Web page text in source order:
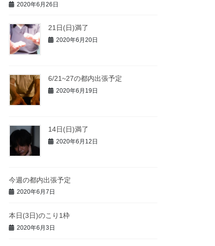
2020年6月26日
21日(日)満了
2020年6月20日
6/21~27の都内出張予定
2020年6月19日
14日(日)満了
2020年6月12日
今週の都内出張予定
2020年6月7日
本日(3日)のこり1枠
2020年6月3日